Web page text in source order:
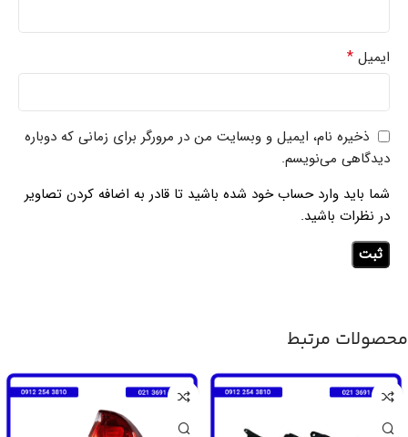
ایمیل *
ذخیره نام، ایمیل و وبسایت من در مرورگر برای زمانی که دوباره
دیدگاهی می‌نویسم.
شما باید وارد حساب خود شده باشید تا قادر به اضافه کردن تصاویر
در نظرات باشید.
محصولات مرتبط